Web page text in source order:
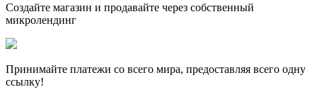
Создайте магазин и продавайте через собственный
микролендинг
Принимайте платежи со всего мира, предоставляя всего одну
ссылку!